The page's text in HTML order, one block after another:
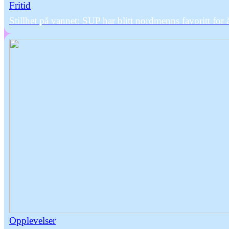
Fritid
Stillhet på vannet: SUP har blitt nordmenns favoritt for
Opplevelser